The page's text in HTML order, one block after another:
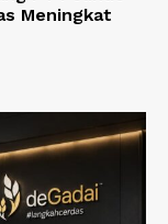
Meningkat